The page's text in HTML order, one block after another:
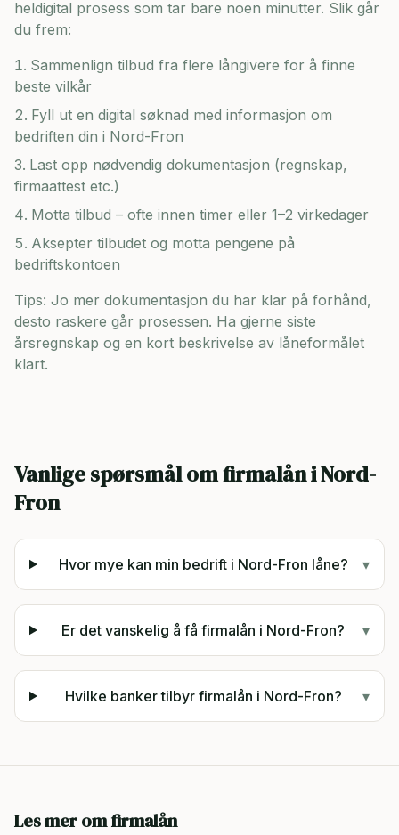
heldigital prosess som tar bare noen minutter. Slik går
du frem:
Sammenlign tilbud fra flere långivere for å finne
beste vilkår
Fyll ut en digital søknad med informasjon om
bedriften din i Nord-Fron
Last opp nødvendig dokumentasjon (regnskap,
firmaattest etc.)
Motta tilbud – ofte innen timer eller 1–2 virkedager
Aksepter tilbudet og motta pengene på
bedriftskontoen
Tips: Jo mer dokumentasjon du har klar på forhånd,
desto raskere går prosessen. Ha gjerne siste
årsregnskap og en kort beskrivelse av låneformålet
klart.
Vanlige spørsmål om firmalån iNord-
Fron
Hvor mye kan min bedrift i Nord-Fron låne? ▾
Er det vanskelig å få firmalån i Nord-Fron? ▾
Hvilke banker tilbyr firmalån i Nord-Fron? ▾
Les mer om firmalån